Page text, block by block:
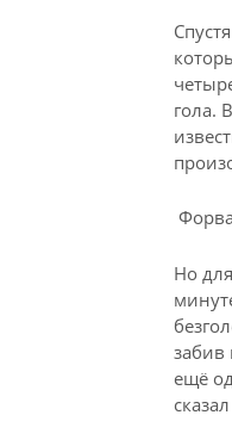
гола.
Но
забив
ещё